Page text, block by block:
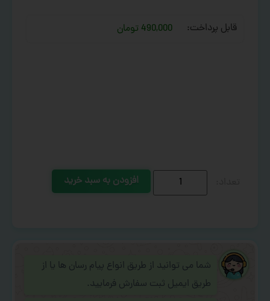
قابل پرداخت: 490,000 تومان
افزودن به سبد خرید
شما می توانید از طریق انواع پیام رسان ها یا از
طریق ایمیل ثبت سفارش فرمایید.